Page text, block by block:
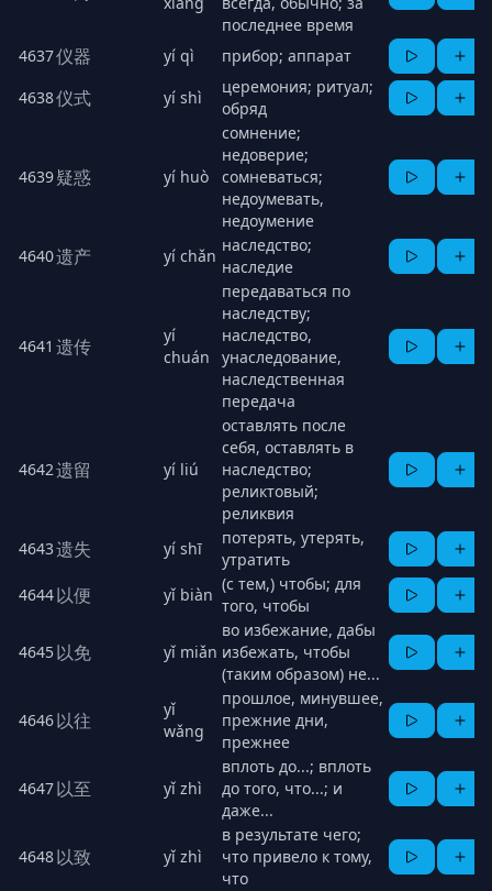
последнее время
4637仪器 yí qì
прибор; аппарат
4638仪式 yí shì
церемония; ритуал;
обряд
4639疑惑 yí huò
сомнение;
недоверие;
сомневаться;
недоумевать,
недоумение
4640遗产 yí chǎn
наследство;
наследие
4641 遗传
yí
chuán
передаваться по
наследству;
наследство,
унаследование,
наследственная
передача
4642遗留 yí liú
оставлять после
себя, оставлять в
наследство;
реликтовый;
реликвия
4643遗失 yí shī
потерять, утерять,
утратить
4644以便 yǐ biàn
(с тем,) чтобы; для
того, чтобы
4645以免 yǐ miǎn
во избежание, дабы
избежать, чтобы
(таким образом) не...
4646以往
yǐ
wǎng
прошлое, минувшее,
прежние дни,
прежнее
4647以至 yǐ zhì
вплоть до...; вплоть
до того, что...; и
даже...
4648以致 yǐ zhì
в результате чего;
что привело к тому,
что